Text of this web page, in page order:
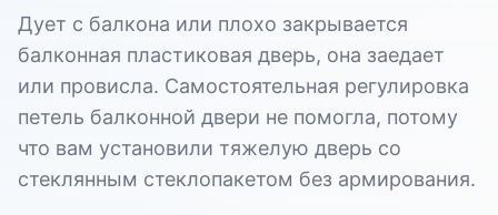
Дует с балкона или плохо закрывается
балконная пластиковая дверь, она заедает
или провисла. Самостоятельная регулировка
петель балконной двери не помогла, потому
что вам установили тяжелую дверь со
стеклянным стеклопакетом без армирования.